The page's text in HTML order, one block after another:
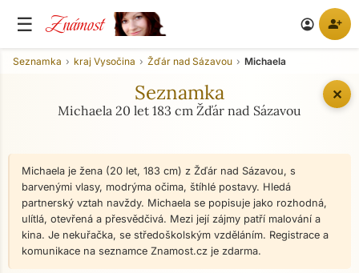
☰ Známost account_circle person_add
✕
Seznamka kraj Vysočina Žďár nad Sázavou Michaela
Seznamka
Michaela 20 let 183 cm Žďár nad Sázavou
Michaela je žena (20 let, 183 cm) z Žďár nad Sázavou, s
barvenými vlasy, modrýma očima, štíhlé postavy. Hledá
partnerský vztah navždy. Michaela se popisuje jako rozhodná,
ulítlá, otevřená a přesvědčivá. Mezi její zájmy patří malování a
kina. Je nekuřačka, se středoškolským vzděláním. Registrace a
komunikace na seznamce Znamost.cz je zdarma.